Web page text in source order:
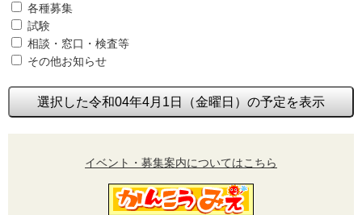
各種募集
試験
相談・窓口・検査等
その他お知らせ
選択した令和04年4月1日（金曜日）の予定を表示
イベント・募集案内についてはこちら